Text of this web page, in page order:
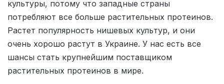
культуры, потому что западные страны
потребляют все больше растительных протеинов.
Растет популярность нишевых культур, и они
очень хорошо растут в Украине. У нас есть все
шансы стать крупнейшим поставщиком
растительных протеинов в мире.